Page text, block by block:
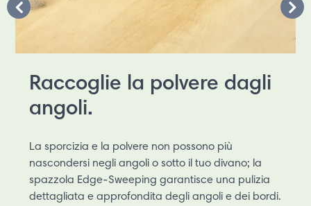
Raccoglie la polvere dagli
angoli.
La sporcizia e la polvere non possono più
nascondersi negli angoli o sotto il tuo divano; la
spazzola Edge-Sweeping garantisce una pulizia
dettagliata e approfondita degli angoli e dei bordi.